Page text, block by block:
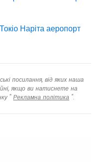
Наріта аеропорт
посилання, від яких наша
якщо ви натиснете на
" Рекламна політика ".